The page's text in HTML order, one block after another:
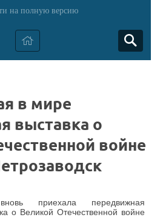
на полную версию
в мире
выставка о
войне
приехала передвижная
о Великой Отечественной войне